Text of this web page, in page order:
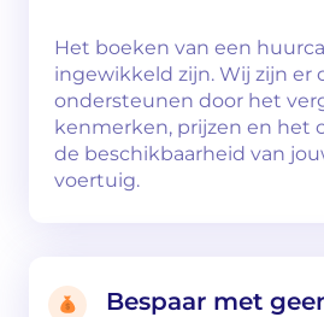
Het boeken van een
ingewikkeld zijn. Wij zijn er
ondersteunen door het
kenmerken, prijzen en het
de beschikbaarheid van
voertuig.
Bespaar met